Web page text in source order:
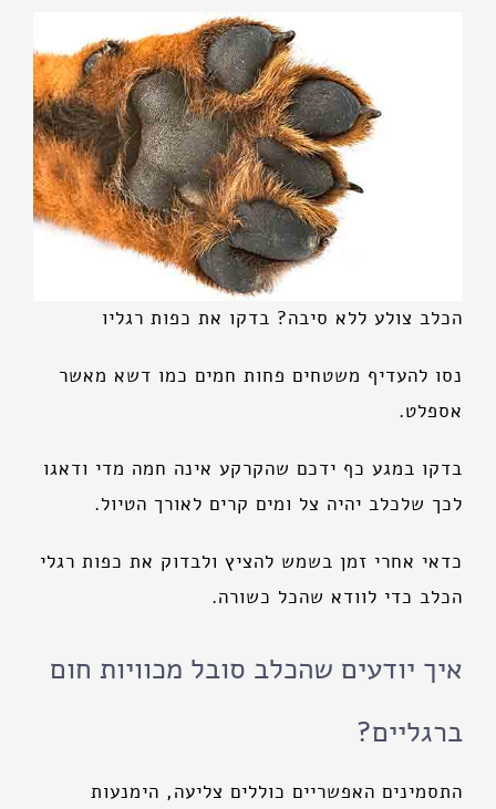
הכלב צולע ללא סיבה? בדקו את כפות רגליו
נסו להעדיף משטחים פחות חמים כמו דשא מאשר
אספלט.
בדקו במגע כף ידכם שהקרקע אינה חמה מדי ודאגו
לכך שלכלב יהיה צל ומים קרים לאורך הטיול.
כדאי אחרי זמן בשמש להציץ ולבדוק את כפות רגלי
הכלב כדי לוודא שהכל כשורה.
איך יודעים שהכלב סובל מכוויות חום
ברגליים?
התסמינים האפשריים כוללים צליעה, הימנעות